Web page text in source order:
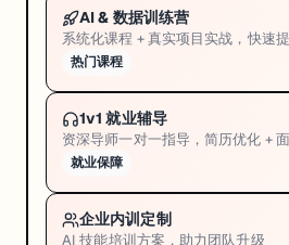
AI & 数据训练营
系统化课程 + 真实项目实战，快速
热门课程
1v1 就业辅导
资深导师一对一指导，简历优化 +
就业保障
企业内训定制
AI 技能培训方案，助力团队升级